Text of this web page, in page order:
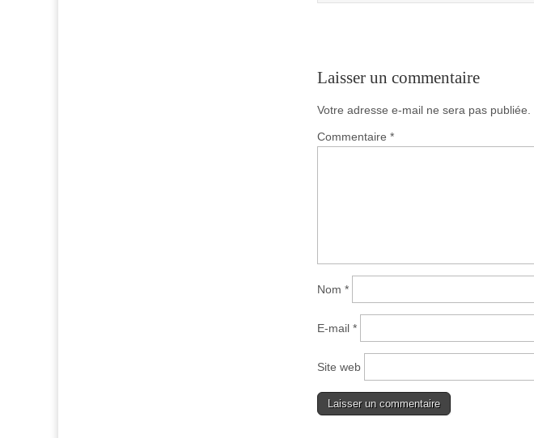
Laisser un commentaire
Votre adresse e-mail ne sera pas publiée.
Commentaire *
Nom *
E-mail *
Site web